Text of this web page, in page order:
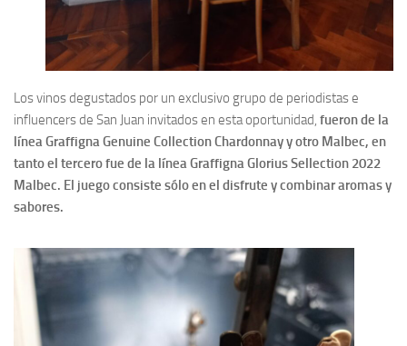
Los vinos degustados por un exclusivo grupo de periodistas e
influencers de San Juan invitados en esta oportunidad, fueron de la
línea Graffigna Genuine Collection Chardonnay y otro Malbec, en
tanto el tercero fue de la línea Graffigna Glorius Sellection 2022
Malbec. El juego consiste sólo en el disfrute y combinar aromas y
sabores.